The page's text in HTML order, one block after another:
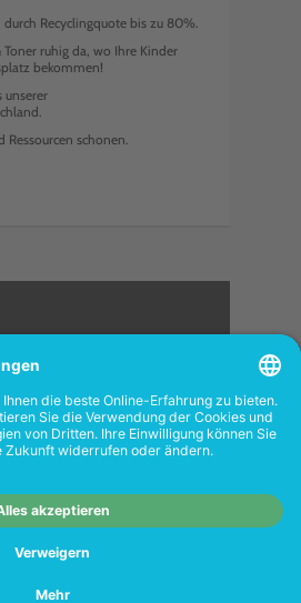
Recyclingquote bis zu 80%.
Toner ruhig da, wo Ihre Kinder
bekommen!
unserer
Ressourcen schonen.
<
SIE UNS
sich nicht an Wiederverkäufer.